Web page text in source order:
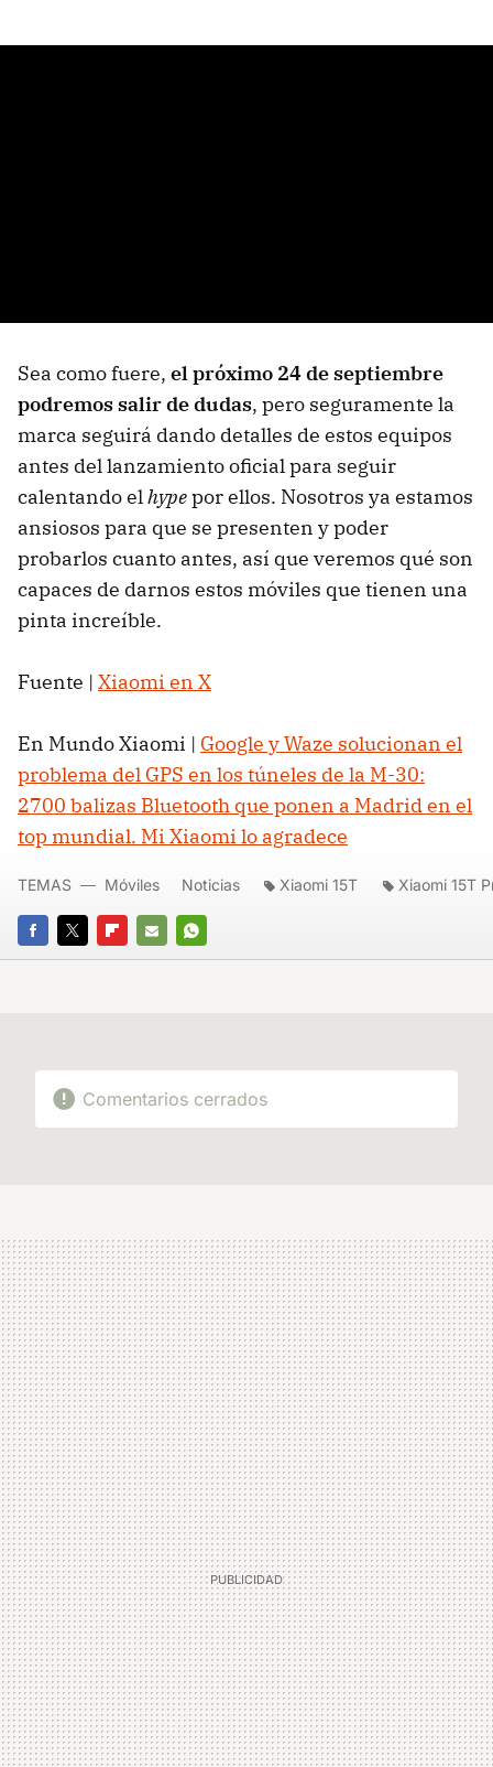
Sea como fuere, el próximo 24 de septiembre
podremos salir de dudas, pero seguramente la
marca seguirá dando detalles de estos equipos
antes del lanzamiento oficial para seguir
calentando elhypepor ellos. Nosotros ya estamos
ansiosos para que se presenten y poder
probarlos cuanto antes, así que veremos qué son
capaces de darnos estos móviles que tienen una
pinta increíble.
Fuente | Xiaomi en X
En Mundo Xiaomi | Google y Waze solucionan el
problema del GPS en los túneles de la M-30:
2700 balizas Bluetooth que ponen a Madrid en el
top mundial. Mi Xiaomi lo agradece
FACEBOOK
TWITTERFLIPBOARD
E-
WHATSAPP
TEMAS Móviles Noticias Xiaomi 15T Xiaomi 15T
Comentarios cerrados